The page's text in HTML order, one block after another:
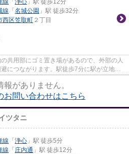
線 「 浄心 」駅 徒歩12分
線 「 名城公園 」駅 徒歩32分
西区笠取町 ２丁目
共用部にゴミ置き場があるので、外部の人
につながります。駅徒歩7分に駅が立地す
報がありません。
お問い合わせはこちら
ツタニ
線 「 浄心 」駅 徒歩5分
線 「 庄内通 」駅 徒歩12分